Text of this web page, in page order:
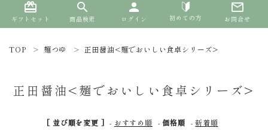
card_giftcard
ギフトセット
search
商品検索
person
ログイン 初めての方
mail_outline
お問合せ
TOP 麺つゆ 正田醤油<麺でおいしい食卓シリーズ>
正田醤油<麺でおいしい食卓シリーズ>
[ 並び順を変更 ] - おすすめ順 -価格順 -新着順